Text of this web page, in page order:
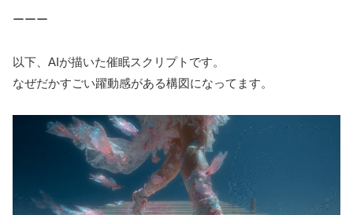
ーーー
以下、AIが描いた催眠スクリプトです。
なぜだかすごい躍動感がある構図になってます。